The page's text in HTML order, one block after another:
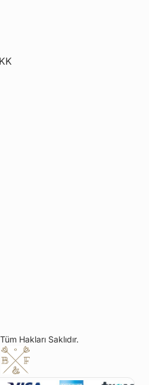
Hakları Saklıdır.